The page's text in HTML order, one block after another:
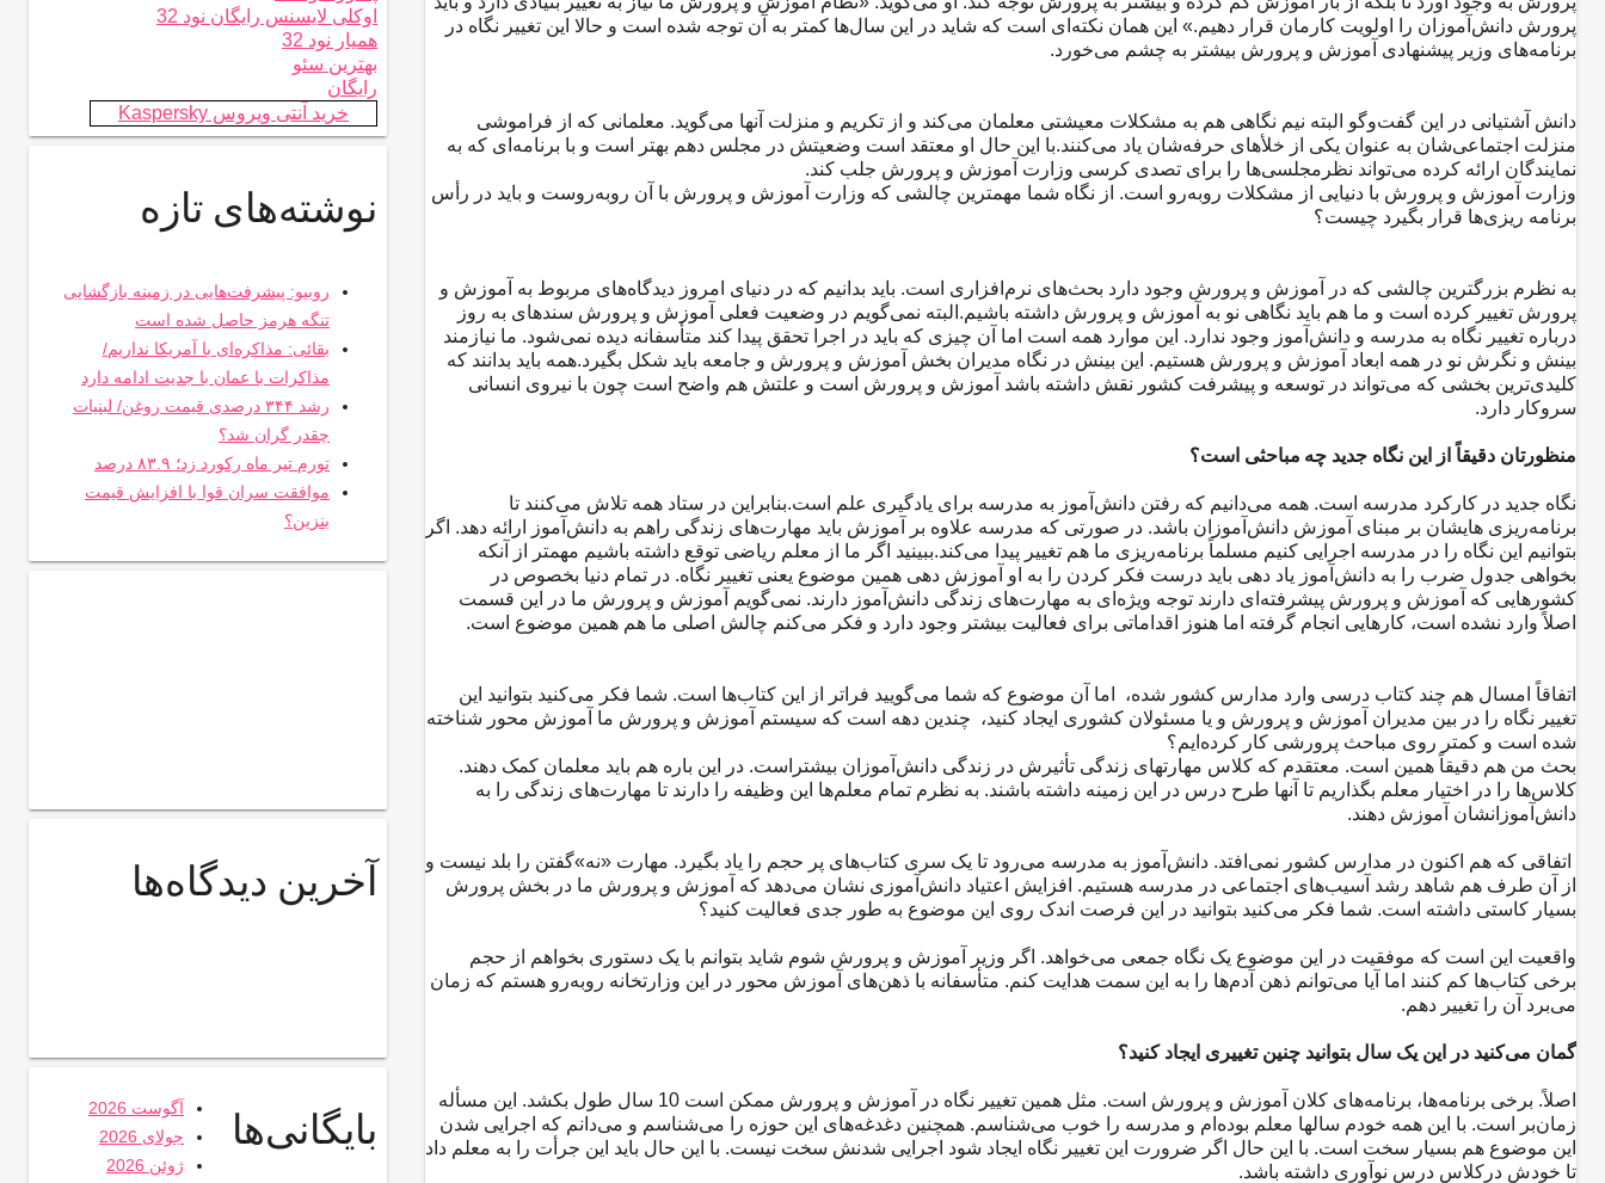
پرورش دانش‌آموزان را اولویت کارمان قرار دهیم.» این همان نکته‌ای است که شاید در این سال‌ها کمتر به آن توجه شده است و حالا این تغییر نگاه در
برنامه‌های وزیر پیشنهادی آموزش و پرورش بیشتر به چشم می‌خورد.
دانش آشتیانی در این گفت‌و‌گو البته نیم نگاهی هم به مشکلات معیشتی معلمان می‌کند و از تکریم و منزلت آنها می‌گوید. معلمانی که از فراموشی
منزلت اجتماعی‌شان به عنوان یکی از خلأهای حرفه‌شان یاد می‌کنند.با این حال او معتقد است وضعیتش در مجلس دهم بهتر است و با برنامه‌ای که به
نمایندگان ارائه کرده می‌تواند نظرمجلسی‌ها را برای تصدی کرسی وزارت آموزش و پرورش جلب کند.
وزارت آموزش و پرورش با دنیایی از مشکلات روبه‌رو است. از نگاه شما مهمترین چالشی که وزارت آموزش و پرورش با آن روبه‌روست و باید در رأس
برنامه ریزی‌ها قرار بگیرد چیست؟
به نظرم بزرگترین چالشی که در آموزش و پرورش وجود دارد بحث‌های نرم‌افزاری است. باید بدانیم که در دنیای امروز دیدگاه‌های مربوط به آموزش و
پرورش تغییر کرده است و ما هم باید نگاهی نو به آموزش و پرورش داشته باشیم.البته نمی‌گویم در وضعیت فعلی آموزش و پرورش سندهای به روز
درباره تغییر نگاه به مدرسه و دانش‌آموز وجود ندارد. این موارد همه است اما آن چیزی که باید در اجرا تحقق پیدا کند متأسفانه دیده نمی‌شود. ما نیازمند
بینش و نگرش نو در همه ابعاد آموزش و پرورش هستیم. این بینش در نگاه مدیران بخش آموزش و پرورش و جامعه باید شکل بگیرد.همه باید بدانند که
کلیدی‌ترین بخشی که می‌تواند در توسعه و پیشرفت کشور نقش داشته باشد آموزش و پرورش است و علتش هم واضح است چون با نیروی انسانی
سروکار دارد.
منظورتان دقیقاً از این نگاه جدید چه مباحثی است؟
نگاه جدید در کارکرد مدرسه است. همه می‌دانیم که رفتن دانش‌آموز به مدرسه برای یادگیری علم است.بنابراین در ستاد همه تلاش می‌کنند تا
برنامه‌ریزی هایشان بر مبنای آموزش دانش‌آموزان باشد. در صورتی که مدرسه علاوه‌ بر آموزش باید مهارت‌های زندگی راهم به دانش‌آموز ارائه دهد. اگر
بتوانیم این نگاه را در مدرسه اجرایی کنیم مسلماً برنامه‌ریزی ما هم تغییر پیدا می‌کند.ببینید اگر ما از معلم ریاضی توقع داشته باشیم مهمتر از آنکه
بخواهی جدول ضرب را به دانش‌آموز یاد دهی باید درست فکر کردن را به او آموزش دهی همین موضوع یعنی تغییر نگاه. در تمام دنیا بخصوص در
کشورهایی که آموزش و پرورش پیشرفته‌ای دارند توجه ویژه‌ای به مهارت‌های زندگی دانش‌آموز دارند. نمی‌گویم آموزش و پرورش ما در این قسمت
اصلاً وارد نشده است، کارهایی انجام گرفته اما هنوز اقداماتی برای فعالیت بیشتر وجود دارد و فکر می‌کنم چالش اصلی ما هم همین موضوع است.
اتفاقاً امسال هم چند کتاب درسی وارد مدارس کشور شده، اما آن موضوع که شما می‌گویید فراتر از این کتاب‌ها است. شما فکر می‌کنید بتوانید این
تغییر نگاه را در بین مدیران آموزش و پرورش و یا مسئولان کشوری ایجاد کنید، چندین دهه است که سیستم آموزش و پرورش ما آموزش محور شناخته
شده است و کمتر روی مباحث پرورشی کار کرده‌ایم؟
بحث من هم دقیقاً همین است. معتقدم که کلاس مهارتهای زندگی تأثیرش در زندگی دانش‌آموزان بیشتراست. در این باره هم باید معلمان کمک دهند.
کلاس‌ها را در اختیار معلم بگذاریم تا آنها طرح درس در این زمینه داشته باشند. به نظرم تمام معلم‌ها این وظیفه را دارند تا مهارت‌های زندگی را به
دانش‌آموزانشان آموزش دهند.
اتفاقی که هم اکنون در مدارس کشور نمی‌افتد. دانش‌آموز به مدرسه می‌رود تا یک سری کتاب‌های پر حجم را یاد بگیرد. مهارت «نه»گفتن را بلد نیست و
از آن طرف هم شاهد رشد آسیب‌های اجتماعی در مدرسه هستیم. افزایش اعتیاد دانش‌آموزی نشان می‌دهد که آموزش و پرورش ما در بخش پرورش
بسیار کاستی داشته است. شما فکر می‌کنید بتوانید در این فرصت اندک روی این موضوع به طور جدی فعالیت کنید؟
واقعیت این است که موفقیت در این موضوع یک نگاه جمعی می‌خواهد. اگر وزیر آموزش و پرورش شوم شاید بتوانم با یک دستوری بخواهم از حجم
برخی کتاب‌ها کم کنند اما آیا می‌توانم ذهن آدم‌ها را به این سمت هدایت کنم. متأسفانه با ذهن‌های آموزش محور در این وزارتخانه روبه‌رو هستم که زمان
می‌برد آن را تغییر دهم.
گمان می‌کنید در این یک سال بتوانید چنین تغییری ایجاد کنید؟
اصلاً. برخی برنامه‌ها، برنامه‌های کلان آموزش و پرورش است. مثل همین تغییر نگاه در آموزش و پرورش ممکن است 10 سال طول بکشد. این مسأله
زمان‌بر است. با این همه خودم سالها معلم بوده‌ام و مدرسه را خوب می‌شناسم. همچنین دغدغه‌های این حوزه را می‌شناسم و می‌دانم که اجرایی شدن‌
این موضوع هم بسیار سخت است. با این حال اگر ضرورت این تغییر نگاه ایجاد شود اجرایی شدنش سخت نیست. با این حال باید این جرأت را به معلم داد
تا خودش درکلاس درس نوآوری داشته باشد.
اوکلی لایسنس رایگان نود 32
همیار نود 32
بهترین سئو
رایگان
خرید آنتی ویروس Kaspersky
نوشته‌های تازه
روبیو: پیشرفت‌هایی در زمینه بازگشایی
تنگه هرمز حاصل شده است
بقائی: مذاکره‌ای با آمریکا نداریم/
مذاکرات با عمان با جدیت ادامه دارد
رشد ۳۴۴ درصدی قیمت روغن/ لبنیات
چقدر گران شد؟
تورم تیر ماه رکورد زد؛ ۸۳.۹ درصد
موافقت سران قوا با افزایش قیمت
بنزین؟
آخرین دیدگاه‌ها
بایگانی‌ها
آگوست 2026
جولای 2026
ژوئن 2026